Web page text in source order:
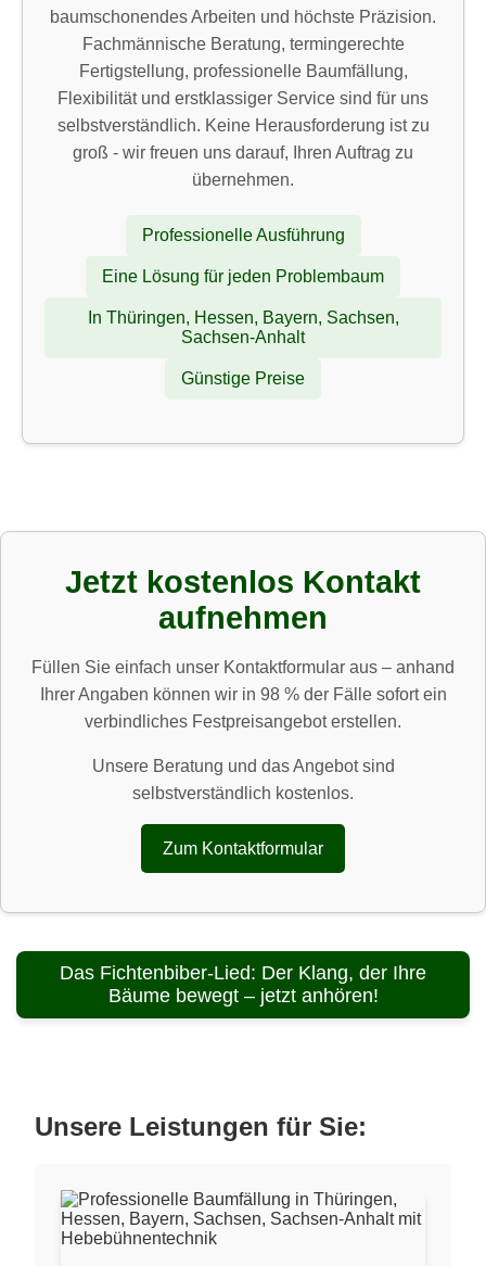
baumschonendes Arbeiten und höchste Präzision.
Fachmännische Beratung, termingerechte
Fertigstellung, professionelle Baumfällung,
Flexibilität und erstklassiger Service sind für uns
selbstverständlich. Keine Herausforderung ist zu
groß - wir freuen uns darauf, Ihren Auftrag zu
übernehmen.
Professionelle Ausführung
Eine Lösung für jeden Problembaum
In Thüringen, Hessen, Bayern, Sachsen,
Sachsen-Anhalt
Günstige Preise
Jetzt kostenlos Kontakt
aufnehmen
Füllen Sie einfach unser Kontaktformular aus – anhand
Ihrer Angaben können wir in 98 % der Fälle sofort ein
verbindliches Festpreisangebot erstellen.
Unsere Beratung und das Angebot sind
selbstverständlich kostenlos.
Zum Kontaktformular
Das Fichtenbiber-Lied: Der Klang, der Ihre
Bäume bewegt – jetzt anhören!
Unsere Leistungen für Sie: